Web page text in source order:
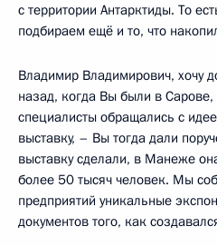
с территории Антарктиды. То
подбираем ещё и то, что
Владимир Владимирович, хочу
назад, когда Вы были в
специалисты обращались с
выставку, – Вы тогда дали
выставку сделали, в Манеже
более 50 тысяч человек. Мы
предприятий уникальные
документов того, как